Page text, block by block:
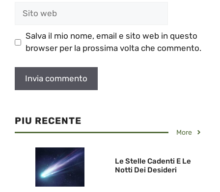
Salva il mio nome, email e sito web in questo
browser per la prossima volta che commento.
PIU RECENTE
More
Le Stelle Cadenti E Le
Notti Dei Desideri